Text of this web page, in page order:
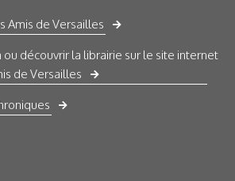
Amis de Versailles
découvrir la librairie sur le site internet
de Versailles